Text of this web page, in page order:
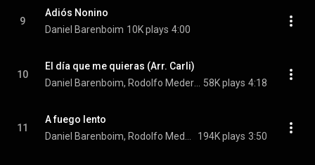
9
Adiós Nonino
Daniel Barenboim 10K plays 4:00
10
El día que me quieras (Arr. Carli)
58K plays 4:18
11
A fuego lento
194K plays 3:50